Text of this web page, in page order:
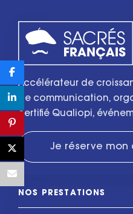
Accélérateur de
de communication,
certifié Qualiopi,
Je réserve
NOS PRESTATIONS